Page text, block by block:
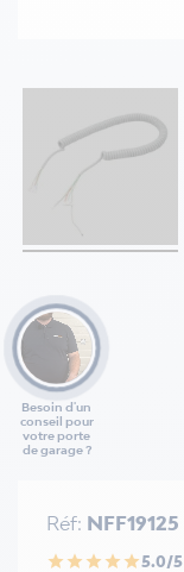
Besoin d'un
conseil pour
votre porte
de garage ?
Réf: NFF19125
star star star star star5.0/5